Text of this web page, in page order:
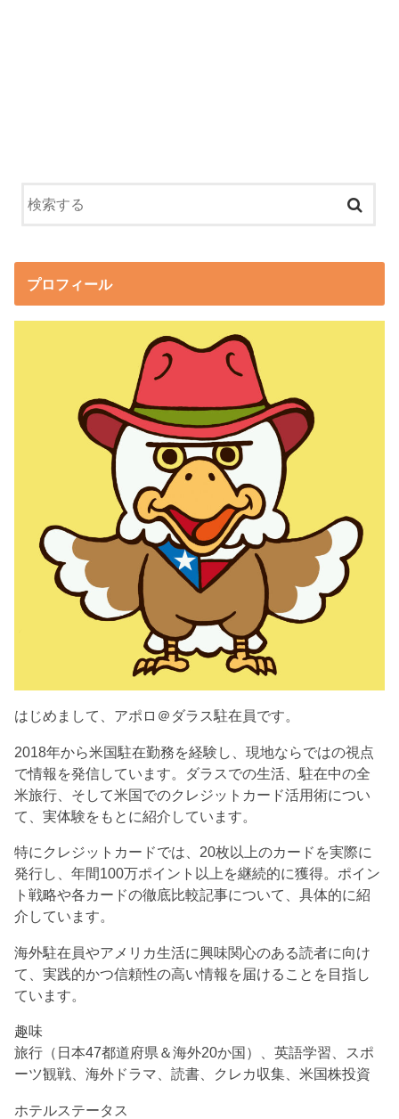
プロフィール
はじめまして、アポロ＠ダラス駐在員です。
2018年から米国駐在勤務を経験し、現地ならではの視点
で情報を発信しています。ダラスでの生活、駐在中の全
米旅行、そして米国でのクレジットカード活用術につい
て、実体験をもとに紹介しています。
特にクレジットカードでは、20枚以上のカードを実際に
発行し、年間100万ポイント以上を継続的に獲得。ポイン
ト戦略や各カードの徹底比較記事について、具体的に紹
介しています。
海外駐在員やアメリカ生活に興味関心のある読者に向け
て、実践的かつ信頼性の高い情報を届けることを目指し
ています。
趣味
旅行（日本47都道府県＆海外20か国）、英語学習、スポ
ーツ観戦、海外ドラマ、読書、クレカ収集、米国株投資
ホテルステータス